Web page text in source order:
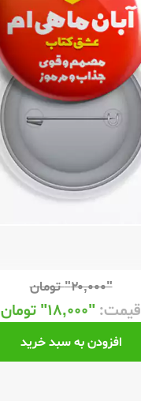
"۲۰,۰۰۰" تومان
قیمت: "۱۸,۰۰۰" تومان
افزودن به سبد خرید